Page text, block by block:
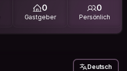
0
Gastgeber
0
Persönlich
Deutsch